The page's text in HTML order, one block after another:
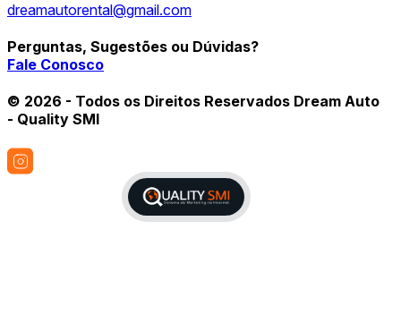
dreamautorental@gmail.com
Perguntas, Sugestões ou Dúvidas?
Fale Conosco
© 2026 - Todos os Direitos Reservados Dream Auto
- Quality SMI